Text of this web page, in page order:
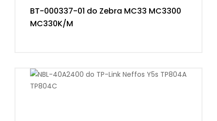
BT-000337-01 do Zebra MC33 MC3300
MC330K/M